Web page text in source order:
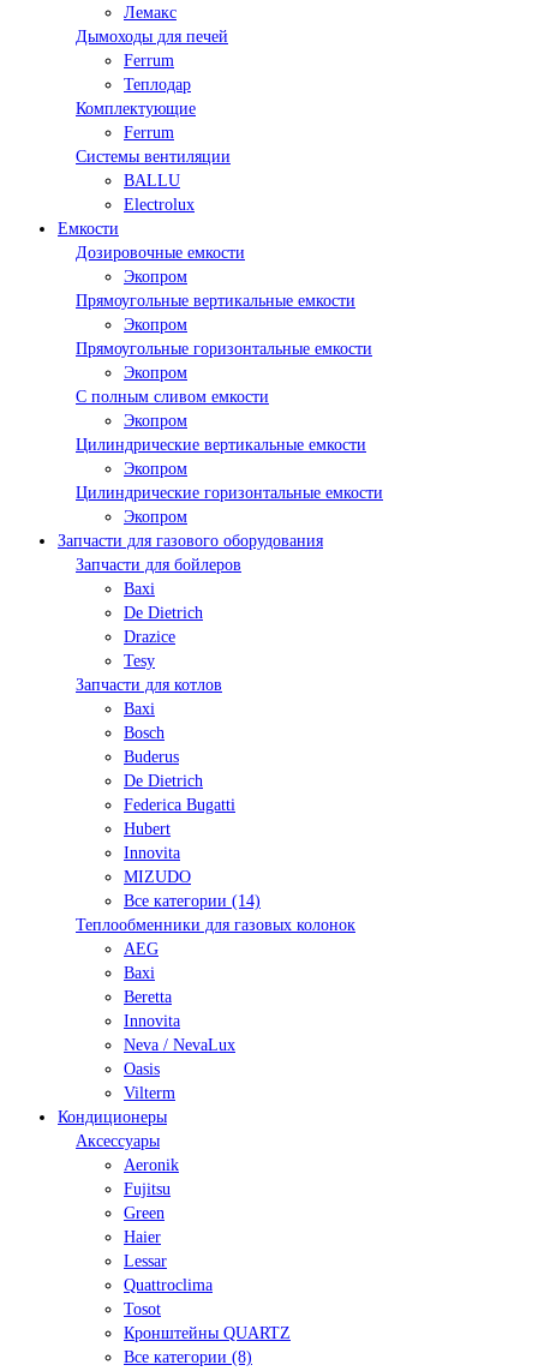
Лемакс
Дымоходы для печей
Ferrum
Теплодар
Комплектующие
Ferrum
Системы вентиляции
BALLU
Electrolux
Емкости
Дозировочные емкости
Экопром
Прямоугольные вертикальные емкости
Экопром
Прямоугольные горизонтальные емкости
Экопром
С полным сливом емкости
Экопром
Цилиндрические вертикальные емкости
Экопром
Цилиндрические горизонтальные емкости
Экопром
Запчасти для газового оборудования
Запчасти для бойлеров
Baxi
De Dietrich
Drazice
Tesy
Запчасти для котлов
Baxi
Bosch
Buderus
De Dietrich
Federica Bugatti
Hubert
Innovita
MIZUDO
Все категории (14)
Теплообменники для газовых колонок
AEG
Baxi
Beretta
Innovita
Neva / NevaLux
Oasis
Vilterm
Кондиционеры
Аксессуары
Aeronik
Fujitsu
Green
Haier
Lessar
Quattroclima
Tosot
Кронштейны QUARTZ
Все категории (8)